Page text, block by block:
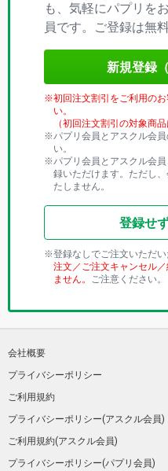
も、気軽にパプリを
員です。ご登録は無料
新規登録
初回注文割引をご利用の
い。
（初回注文割引の対象商品
パプリ会員とアスクル会
い。
パプリ会員とアスクル会
録いただけます。ただし
たしません。
登録せ
登録なしでご注文いただい
注文／ご注文キャンセル
ません。 ご注意ください。
会社概要
プライバシーポリシー
ご利用規約
プライバシーポリシー(アスクル会員)
ご利用規約(アスクル会員)
プライバシーポリシー(パプリ会員)